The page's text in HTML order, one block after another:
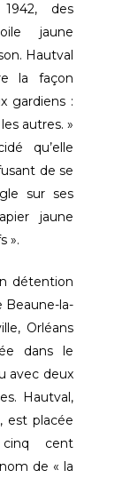
des
jaune
Hautval
la façon
gardiens :
autres. »
qu’elle
de se
sur ses
jaune
».
détention
Beaune-la-
Orléans
dans le
avec deux
Hautval,
est placée
cent
de « la